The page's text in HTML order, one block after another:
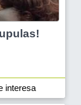
interesa